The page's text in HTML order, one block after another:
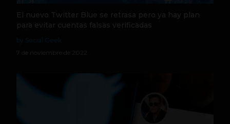
El nuevo Twitter Blue se retrasa pero ya hay plan
para evitar cuentas falsas verificadas
7 de noviembre de 2022